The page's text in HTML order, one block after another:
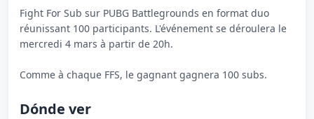
Fight For Sub sur PUBG Battlegrounds en format duo
réunissant 100 participants. L'événement se déroulera le
mercredi 4 mars à partir de 20h.
Comme à chaque FFS, le gagnant gagnera 100 subs.
Dónde ver